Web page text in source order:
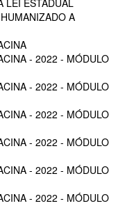
LEI ESTADUAL
A
- 2022 - MÓDULO
- 2022 - MÓDULO
- 2022 - MÓDULO
- 2022 - MÓDULO
- 2022 - MÓDULO
- 2022 - MÓDULO